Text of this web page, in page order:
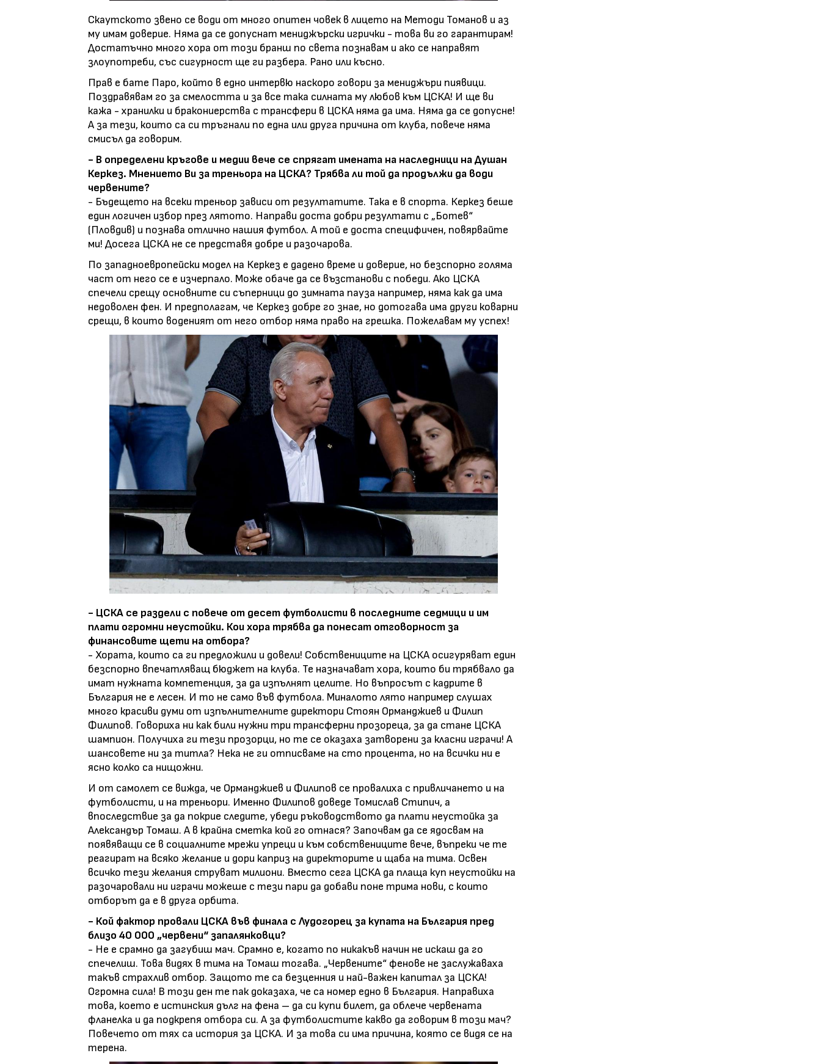
Скаутското звено се води от много опитен човек в лицето на Методи Томанов и аз
му имам доверие. Няма да се допуснат мениджърски игрички - това ви го гарантирам!
Достатъчно много хора от този бранш по света познавам и ако се направят
злоупотреби, със сигурност ще ги разбера. Рано или късно.
Прав е бате Паро, който в едно интервю наскоро говори за мениджъри пиявици.
Поздравявам го за смелостта и за все така силната му любов към ЦСКА! И ще ви
кажа - хранилки и бракониерства с трансфери в ЦСКА няма да има. Няма да се допусне!
А за тези, които са си тръгнали по една или друга причина от клуба, повече няма
смисъл да говорим.
- В определени кръгове и медии вече се спрягат имената на наследници на Душан
Керкез. Мнението Ви за треньора на ЦСКА? Трябва ли той да продължи да води
червените?
- Бъдещето на всеки треньор зависи от резултатите. Така е в спорта. Керкез беше
един логичен избор през лятото. Направи доста добри резултати с „Ботев“
(Пловдив) и познава отлично нашия футбол. А той е доста специфичен, повярвайте
ми! Досега ЦСКА не се представя добре и разочарова.
По западноевропейски модел на Керкез е дадено време и доверие, но безспорно голяма
част от него се е изчерпало. Може обаче да се възстанови с победи. Ако ЦСКА
спечели срещу основните си съперници до зимната пауза например, няма как да има
недоволен фен. И предполагам, че Керкез добре го знае, но дотогава има други коварни
срещи, в които воденият от него отбор няма право на грешка. Пожелавам му успех!
- ЦСКА се раздели с повече от десет футболисти в последните седмици и им
плати огромни неустойки. Кои хора трябва да понесат отговорност за
финансовите щети на отбора?
- Хората, които са ги предложили и довели! Собствениците на ЦСКА осигуряват един
безспорно впечатляващ бюджет на клуба. Те назначават хора, които би трябвало да
имат нужната компетенция, за да изпълнят целите. Но въпросът с кадрите в
България не е лесен. И то не само във футбола. Миналото лято например слушах
много красиви думи от изпълнителните директори Стоян Орманджиев и Филип
Филипов. Говориха ни как били нужни три трансферни прозореца, за да стане ЦСКА
шампион. Получиха ги тези прозорци, но те се оказаха затворени за класни играчи! А
шансовете ни за титла? Нека не ги отписваме на сто процента, но на всички ни е
ясно колко са нищожни.
И от самолет се вижда, че Орманджиев и Филипов се провалиха с привличането и на
футболисти, и на треньори. Именно Филипов доведе Томислав Стипич, а
впоследствие за да покрие следите, убеди ръководството да плати неустойка за
Александър Томаш. А в крайна сметка кой го отнася? Започвам да се ядосвам на
появяващи се в социалните мрежи упреци и към собствениците вече, въпреки че те
реагират на всяко желание и дори каприз на директорите и щаба на тима. Освен
всичко тези желания струват милиони. Вместо сега ЦСКА да плаща куп неустойки на
разочаровали ни играчи можеше с тези пари да добави поне трима нови, с които
отборът да е в друга орбита.
- Кой фактор провали ЦСКА във финала с Лудогорец за купата на България пред
близо 40 000 „червени“ запалянковци?
- Не е срамно да загубиш мач. Срамно е, когато по никакъв начин не искаш да го
спечелиш. Това видях в тима на Томаш тогава. „Червените“ фенове не заслужаваха
такъв страхлив отбор. Защото те са безценния и най-важен капитал за ЦСКА!
Огромна сила! В този ден те пак доказаха, че са номер едно в България. Направиха
това, което е истинския дълг на фена – да си купи билет, да облече червената
фланелка и да подкрепя отбора си. А за футболистите какво да говорим в този мач?
Повечето от тях са история за ЦСКА. И за това си има причина, която се видя се на
терена.